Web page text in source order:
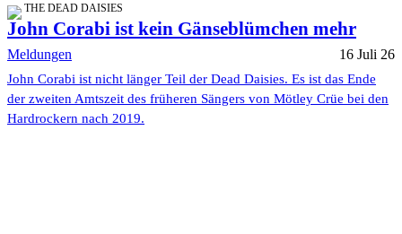
THE DEAD DAISIES
John Corabi ist kein Gänseblümchen mehr
Meldungen 16 Juli 26
John Corabi ist nicht länger Teil der Dead Daisies. Es ist das Ende
der zweiten Amtszeit des früheren Sängers von Mötley Crüe bei den
Hardrockern nach 2019.